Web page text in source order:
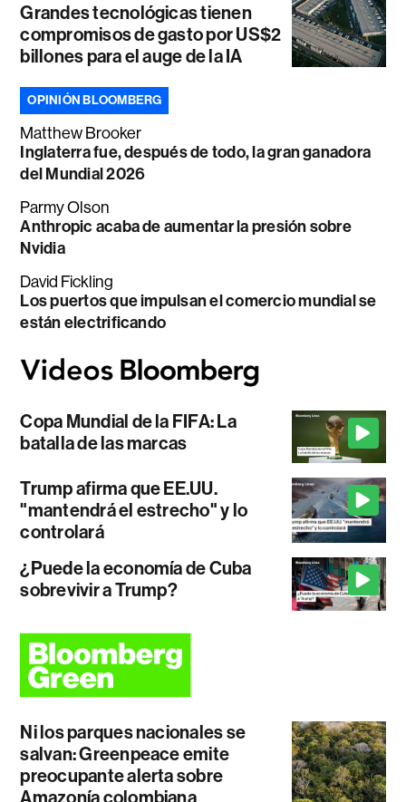
Grandes tecnológicas tienen
compromisos de gasto por US$2
billones para el auge de la IA
OPINIÓN BLOOMBERG
Matthew Brooker
Inglaterra fue, después de todo, la gran ganadora
del Mundial 2026
Parmy Olson
Anthropic acaba de aumentar la presión sobre
Nvidia
David Fickling
Los puertos que impulsan el comercio mundial se
están electrificando
Copa Mundial de la FIFA: La
batalla de las marcas
Trump afirma que EE.UU.
"mantendrá el estrecho" y lo
controlará
¿Puede la economía de Cuba
sobrevivir a Trump?
Ni los parques nacionales se
salvan: Greenpeace emite
preocupante alerta sobre